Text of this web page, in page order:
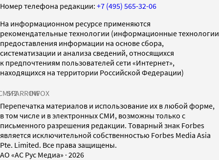
Номер телефона редакции: +7 (495) 565-32-06
На информационном ресурсе применяются
рекомендательные технологии (информационные технологии
предоставления информации на основе сбора,
систематизации и анализа сведений, относящихся
к предпочтениям пользователей сети «Интернет»,
находящихся на территории Российской Федерации)
SPARROWINFOX
Перепечатка материалов и использование их в любой форме,
в том числе и в электронных СМИ, возможны только с
письменного разрешения редакции. Товарный знак Forbes
является исключительной собственностью Forbes Media Asia
Pte. Limited. Все права защищены.
AO «АС Рус Медиа» · 2026